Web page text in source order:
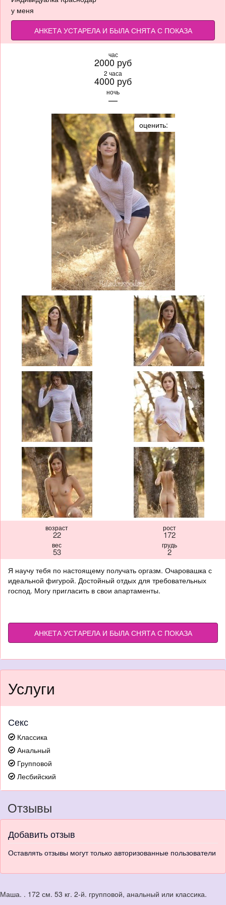
у меня
АНКЕТА УСТАРЕЛА И БЫЛА СНЯТА С ПОКАЗА
час
2000 руб
2 часа
4000 руб
ночь
—
оценить:
возраст
22
рост
172
вес
53
грудь
2
Я научу тебя по настоящему получать оргазм. Очаровашка с
идеальной фигурой. Достойный отдых для требовательных
господ. Могу пригласить в свои апартаменты.
АНКЕТА УСТАРЕЛА И БЫЛА СНЯТА С ПОКАЗА
Услуги
Секс
Классика
Анальный
Групповой
Лесбийский
Отзывы
Добавить отзыв
Оставлять отзывы могут только авторизованные пользователи
Маша. . 172 см. 53 кг. 2-й. групповой, анальный или классика.